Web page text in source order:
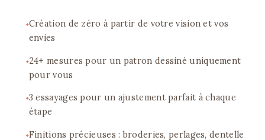
Création de zéro à partir de votre vision et vos
envies
24+ mesures pour un patron dessiné uniquement
pour vous
3 essayages pour un ajustement parfait à chaque
étape
Finitions précieuses : broderies, perlages, dentelle